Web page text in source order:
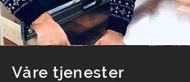
Våre tjenester